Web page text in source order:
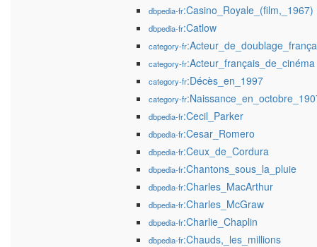
dbpedia-fr:Casino_Royale_(film,_1967)
dbpedia-fr:Catlow
category-fr
category-fr:Acteur_français_de_cinéma
category-fr:Décès_en_1997
category-fr
dbpedia-fr:Cecil_Parker
dbpedia-fr:Cesar_Romero
dbpedia-fr:Ceux_de_Cordura
dbpedia-fr:Chantons_sous_la_pluie
dbpedia-fr:Charles_MacArthur
dbpedia-fr:Charles_McGraw
dbpedia-fr:Charlie_Chaplin
dbpedia-fr:Chauds,_les_millions